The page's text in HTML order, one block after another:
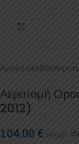
Αρχική σελίδα/
Αεροτομή
2012)
104,00 € συμπ.